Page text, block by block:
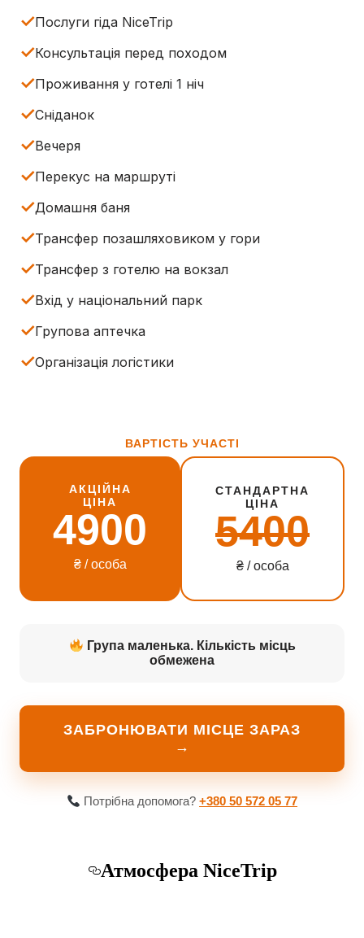
✓Послуги гіда NiceTrip
✓Консультація перед походом
✓Проживання у готелі 1 ніч
✓Сніданок
✓Вечеря
✓Перекус на маршруті
✓Домашня баня
✓Трансфер позашляховиком у гори
✓Трансфер з готелю на вокзал
✓Вхід у національний парк
✓Групова аптечка
✓Організація логістики
ВАРТІСТЬ УЧАСТІ
АКЦІЙНА
ЦІНА
4900
₴ / особа
СТАНДАРТНА
ЦІНА
5400
₴ / особа
Група маленька. Кількість місць
обмежена
ЗАБРОНЮВАТИ МІСЦЕ ЗАРАЗ
→
Потрібна допомога?+380 50 572 05 77
Атмосфера NiceTrip